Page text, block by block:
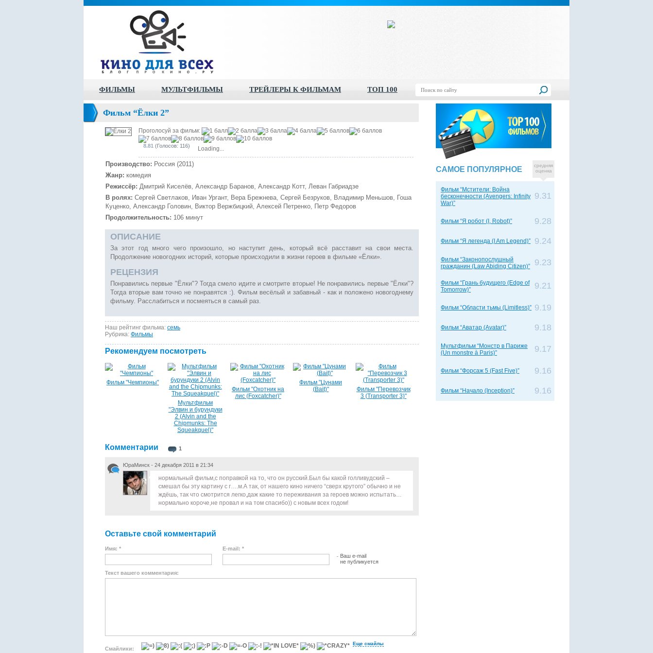
ФИЛЬМЫ МУЛЬТФИЛЬМЫ ТРЕЙЛЕРЫ К ФИЛЬМАМ ТОП 100
Фильм “Ёлки 2”
Проголосуй за фильм:
8.81 (Голосов: 116) Loading...
Производство: Россия (2011)
Жанр: комедия
Режиссёр: Дмитрий Киселёв, Александр Баранов, Александр Котт, Леван Габриадзе
В ролях: Сергей Светлаков, Иван Ургант, Вера Брежнева, Сергей Безруков, Владимир Меньшов, Гоша
Куценко, Александр Головин, Виктор Вержбицкий, Алексей Петренко, Петр Федоров
Продолжительность: 106 минут
ОПИСАНИЕ
За этот год много чего произошло, но наступит день, который всё расставит на свои места.
Продолжение новогодних историй, которые происходили в жизни героев в фильме «Ёлки».
РЕЦЕНЗИЯ
Понравились первые "Ёлки"? Тогда смело идите и смотрите вторые! Не понравились первые "Ёлки"?
Тогда вторые вам точно не понравятся :). Фильм весёлый и забавный - как и положено новогоднему
фильму. Расслабиться и посмеяться в самый раз.
Наш рейтинг фильма: семь
Рубрика: Фильмы
Рекомендуем посмотреть
Фильм "Чемпионы"
Мультфильм
"Элвин и бурундуки
2 (Alvin and the
Chipmunks: The
Squeakquel)"
Фильм "Охотник на
лис (Foxcatcher)"
Фильм "Цунами
(Bait)"
Фильм "Перевозчик
3 (Transporter 3)"
Комментарии 1
ЮраМинск - 24 декабря 2011 в 21:34
нормальный фильм,с поправкой на то, что он русский.Был бы какой голливудский –
смешал бы эту картину с г….м.А так, от нашего кино ничего “сверх крутого” обычно и не
ждёшь, так что смотрится легко,даж какие то переживания за героев можно испытать…
нормально короче,не провал и на том спасибо)) с новым всех годом!
Оставьте свой комментарий
Имя: *
E-mail: *
Ваш e-mail
не публикуется
Текст вашего комментария:
Смайлики:
Еще смайлы
САМОЕ ПОПУЛЯРНОЕ
средняя
оценка
Фильм “Мстители: Война
бесконечности (Avengers: Infinity
War)”
9.31
Фильм “Я робот (I, Robot)” 9.28
Фильм “Я легенда (I Am Legend)” 9.24
Фильм “Законопослушный
гражданин (Law Abiding Citizen)”
9.23
Фильм “Грань будущего (Edge of
Tomorrow)”
9.21
Фильм “Области тьмы (Limitless)” 9.19
Фильм “Аватар (Avatar)” 9.18
Мультфильм “Монстр в Париже
(Un monstre à Paris)”
9.17
Фильм “Форсаж 5 (Fast Five)” 9.16
Фильм “Начало (Inception)” 9.16